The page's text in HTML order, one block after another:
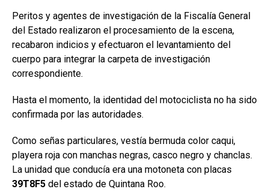
Peritos y agentes de investigación de la Fiscalía General
del Estado realizaron el procesamiento de la escena,
recabaron indicios y efectuaron el levantamiento del
cuerpo para integrar la carpeta de investigación
correspondiente.
Hasta el momento, la identidad del motociclista no ha sido
confirmada por las autoridades.
Como señas particulares, vestía bermuda color caqui,
playera roja con manchas negras, casco negro y chanclas.
La unidad que conducía era una motoneta con placas
39T8F5 del estado de Quintana Roo.